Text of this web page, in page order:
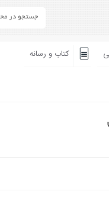
کتاب و رسانه